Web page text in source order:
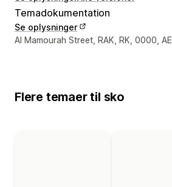
Temadokumentation
Se oplysninger
Se kontaktoplysninger
Al Mamourah Street, RAK, RK, 0000, AE
Flere temaer til sko